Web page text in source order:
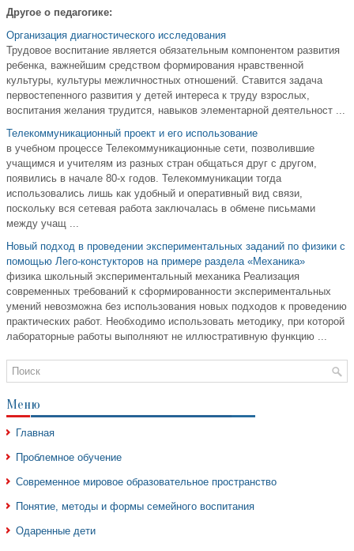
Другое о педагогике:
Организация диагностического исследования
Трудовое воспитание является обязательным компонентом развития
ребенка, важнейшим средством формирования нравственной
культуры, культуры межличностных отношений. Ставится задача
первостепенного развития у детей интереса к труду взрослых,
воспитания желания трудится, навыков элементарной деятельност ...
Телекоммуникационный проект и его использование
в учебном процессе Телекоммуникационные сети, позволившие
учащимся и учителям из разных стран общаться друг с другом,
появились в начале 80-х годов. Теле­коммуникации тогда
использовались лишь как удобный и оперативный вид связи,
поскольку вся сетевая работа заключалась в обмене письмами
между учащ ...
Новый подход в проведении экспериментальных заданий по физики с
помощью Лего-констукторов на примере раздела «Механика»
физика школьный экспериментальный механика Реализация
современных требований к сформированности экспериментальных
умений невозможна без использования новых подходов к проведению
практических работ. Необходимо использовать методику, при которой
лабораторные работы выполняют не иллюстративную функцию ...
Меню
Главная
Проблемное обучение
Современное мировое образовательное пространство
Понятие, методы и формы семейного воспитания
Одаренные дети